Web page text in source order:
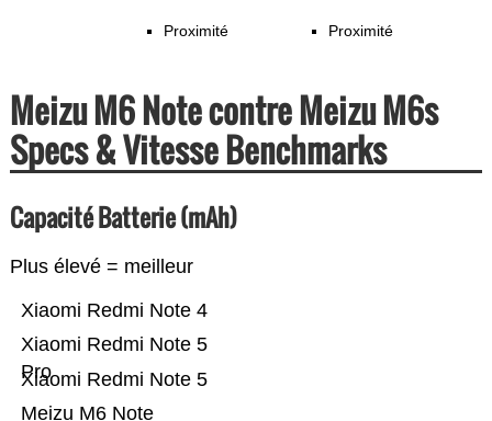
Proximité Proximité
Meizu M6 Note contre Meizu M6s
Specs & Vitesse Benchmarks
Capacité Batterie (mAh)
Plus élevé = meilleur
Meizu M6 Note
Xiaomi Redmi Note 5
Xiaomi Redmi Note 5
Pro
Xiaomi Redmi Note 4